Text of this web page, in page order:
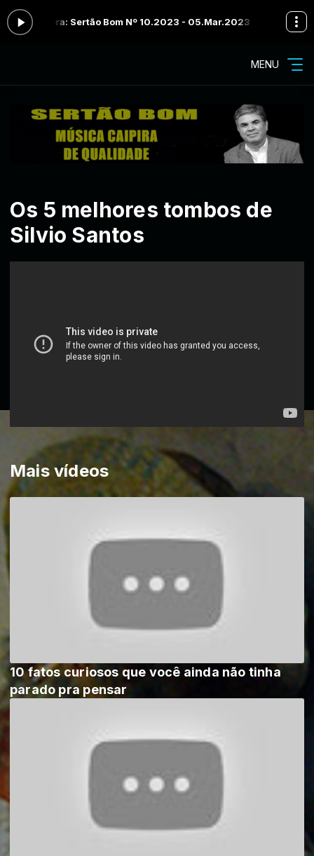
agora: Sertão Bom Nº 10.2023 - 05.Mar.2023 - Bloco 02
MENU
Os 5 melhores tombos de
Silvio Santos
Mais vídeos
10 fatos curiosos que você ainda não tinha
parado pra pensar